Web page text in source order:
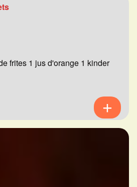
frites 1 jus d'orange 1 kinder